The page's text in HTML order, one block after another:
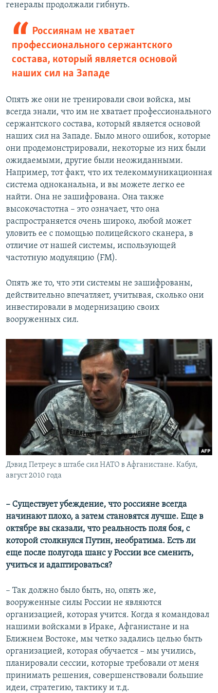
генералы продолжали гибнуть.
Россиянам не хватает
профессионального сержантского
состава, который является основой
наших сил на Западе
Опять же они не тренировали свои войска, мы
всегда знали, что им не хватает профессионального
сержантского состава, который является основой
наших сил на Западе. Было много ошибок, которые
они продемонстрировали, некоторые из них были
ожидаемыми, другие были неожиданными.
Например, тот факт, что их телекоммуникационная
система одноканальна, и вы можете легко ее
найти. Она не зашифрована. Она также
высокочастотна – это означает, что она
распространяется очень широко, любой может
уловить ее с помощью полицейского сканера, в
отличие от нашей системы, использующей
частотную модуляцию (FM).
Опять же то, что эти системы не зашифрованы,
действительно впечатляет, учитывая, сколько они
инвестировали в модернизацию своих
вооруженных сил.
Дэвид Петреус в штабе сил НАТО в Афганистане. Кабул,
август 2010 года
– Существует убеждение, что россияне всегда
начинают плохо, а затем становятся лучше. Еще в
октябре вы сказали, что реальность поля боя, с
которой столкнулся Путин, необратима. Есть ли
еще после полугода шанс у России все сменить,
учиться и адаптироваться?
– Так должно было быть, но, опять же,
вооруженные силы России не являются
организацией, которая учится. Когда я командовал
нашими войсками в Ираке, Афганистане и на
Ближнем Востоке, мы четко задались целью быть
организацией, которая обучается – мы учились,
планировали сессии, которые требовали от меня
принимать решения, совершенствовали большие
идеи, стратегию, тактику и т.д.